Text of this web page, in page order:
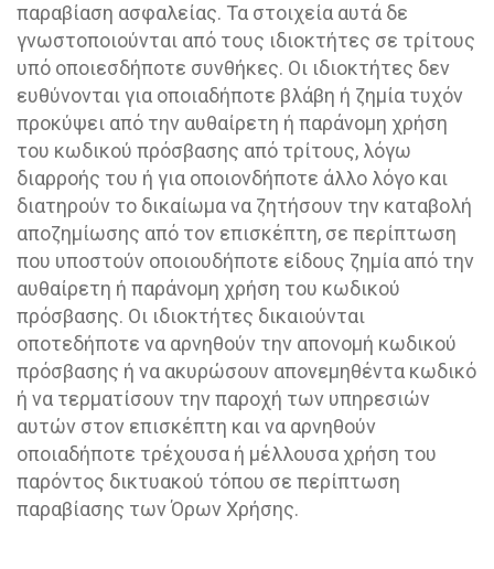
παραβίαση ασφαλείας. Τα στοιχεία αυτά δε
γνωστοποιούνται από τους ιδιοκτήτες σε τρίτους
υπό οποιεσδήποτε συνθήκες. Οι ιδιοκτήτες δεν
ευθύνονται για οποιαδήποτε βλάβη ή ζημία τυχόν
προκύψει από την αυθαίρετη ή παράνομη χρήση
του κωδικού πρόσβασης από τρίτους, λόγω
διαρροής του ή για οποιονδήποτε άλλο λόγο και
διατηρούν το δικαίωμα να ζητήσουν την καταβολή
αποζημίωσης από τον επισκέπτη, σε περίπτωση
που υποστούν οποιουδήποτε είδους ζημία από την
αυθαίρετη ή παράνομη χρήση του κωδικού
πρόσβασης. Οι ιδιοκτήτες δικαιούνται
οποτεδήποτε να αρνηθούν την απονομή κωδικού
πρόσβασης ή να ακυρώσουν απονεμηθέντα κωδικό
ή να τερματίσουν την παροχή των υπηρεσιών
αυτών στον επισκέπτη και να αρνηθούν
οποιαδήποτε τρέχουσα ή μέλλουσα χρήση του
παρόντος δικτυακού τόπου σε περίπτωση
παραβίασης των Όρων Χρήσης.